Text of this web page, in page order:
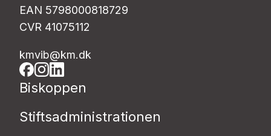
EAN 5798000818729
CVR 41075112
kmvib@km.dk
Biskoppen
Stiftsadministrationen